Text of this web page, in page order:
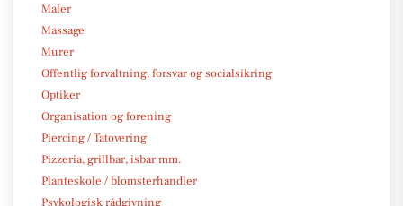
Maler
Massage
Murer
Offentlig forvaltning, forsvar og socialsikring
Optiker
Organisation og forening
Piercing / Tatovering
Pizzeria, grillbar, isbar mm.
Planteskole / blomsterhandler
Psykologisk rådgivning